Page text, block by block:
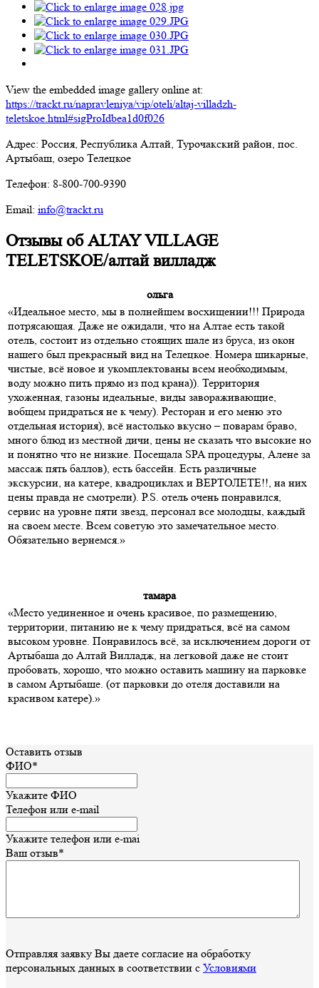
View the embedded image gallery online at:
https://trackt.ru/napravleniya/vip/oteli/altaj-villadzh-
teletskoe.html#sigProIdbea1d0f026
Адрес: Россия, Республика Алтай, Турочакский район, пос.
Артыбаш, озеро Телецкое
Телефон: 8-800-700-9390
Email: info@trackt.ru
Отзывы об ALTAY VILLAGE
TELETSKOE/алтай вилладж
ольга
«Идеальное место, мы в полнейшем восхищении!!! Природа
потрясающая. Даже не ожидали, что на Алтае есть такой
отель, состоит из отдельно стоящих шале из бруса, из окон
нашего был прекрасный вид на Телецкое. Номера шикарные,
чистые, всё новое и укомплектованы всем необходимым,
воду можно пить прямо из под крана)). Территория
ухоженная, газоны идеальные, виды завораживающие,
вобщем придраться не к чему). Ресторан и его меню это
отдельная история), всё настолько вкусно – поварам браво,
много блюд из местной дичи, цены не сказать что высокие но
и понятно что не низкие. Посещала SPA процедуры, Алене за
массаж пять баллов), есть бассейн. Есть различные
экскурсии, на катере, квадроциклах и ВЕРТОЛЕТЕ!!, на них
цены правда не смотрели). P.S. отель очень понравился,
сервис на уровне пяти звезд, персонал все молодцы, каждый
на своем месте. Всем советую это замечательное место.
Обязательно вернемся.»
тамара
«Место уединенное и очень красивое, по размещению,
территории, питанию не к чему придраться, всё на самом
высоком уровне. Понравилось всё, за исключением дороги от
Артыбаша до Алтай Вилладж, на легковой даже не стоит
пробовать, хорошо, что можно оставить машину на парковке
в самом Артыбаше. (от парковки до отеля доставили на
красивом катере).»
Оставить отзыв
ФИО*
Укажите ФИО
Телефон или e-mail
Укажите телефон или e-mai
Ваш отзыв*
Отправляя заявку Вы даете согласие на обработку
персональных данных в соответствии с Условиями